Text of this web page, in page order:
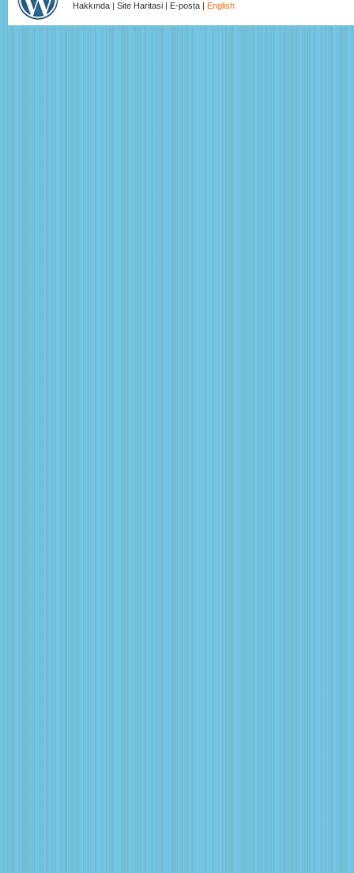
Hakkında | Site Haritasi | E-posta | English